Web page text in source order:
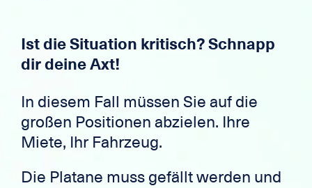
Ist die Situation kritisch? Schnapp
dir deine Axt!
In diesem Fall müssen Sie auf die
großen Positionen abzielen. Ihre
Miete, Ihr Fahrzeug.
Die Platane muss gefällt werden und